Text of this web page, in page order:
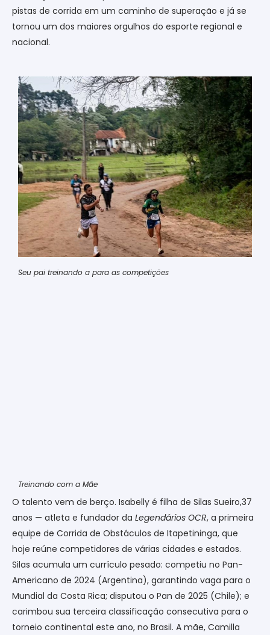
pistas de corrida em um caminho de superação e já se
tornou um dos maiores orgulhos do esporte regional e
nacional.
Seu pai treinando a para as competições
Treinando com a Mãe
O talento vem de berço. Isabelly é filha de Silas Sueiro,37
anos — atleta e fundador da Legendários OCR, a primeira
equipe de Corrida de Obstáculos de Itapetininga, que
hoje reúne competidores de várias cidades e estados.
Silas acumula um currículo pesado: competiu no Pan-
Americano de 2024 (Argentina), garantindo vaga para o
Mundial da Costa Rica; disputou o Pan de 2025 (Chile); e
carimbou sua terceira classificação consecutiva para o
torneio continental este ano, no Brasil. A mãe, Camilla